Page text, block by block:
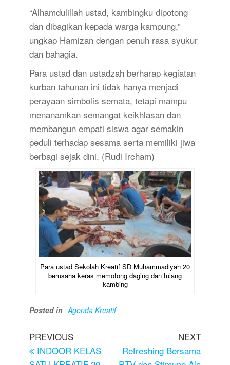
“Alhamdulillah ustad, kambingku dipotong
dan dibagikan kepada warga kampung,”
ungkap Hamizan dengan penuh rasa syukur
dan bahagia.
Para ustad dan ustadzah berharap kegiatan
kurban tahunan ini tidak hanya menjadi
perayaan simbolis semata, tetapi mampu
menanamkan semangat keikhlasan dan
membangun empati siswa agar semakin
peduli terhadap sesama serta memiliki jiwa
berbagi sejak dini. (Rudi Ircham)
Para ustad Sekolah Kreatif SD Muhammadiyah 20
berusaha keras memotong daging dan tulang
kambing
Posted in Agenda Kreatif
PREVIOUS
INDOOR KELAS
NEXT
Refreshing Bersama